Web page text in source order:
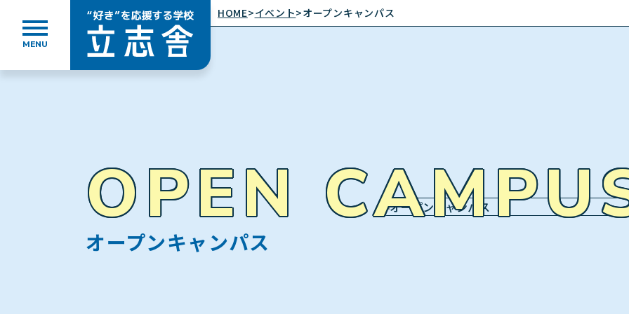
MENU
”好き”を応援する学校 立志舎
HOME>イベント>オープンキャンパス
オープンキャンパス
OPEN